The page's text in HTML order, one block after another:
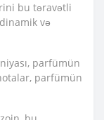
bu təravətli
və
parfümün
parfümün